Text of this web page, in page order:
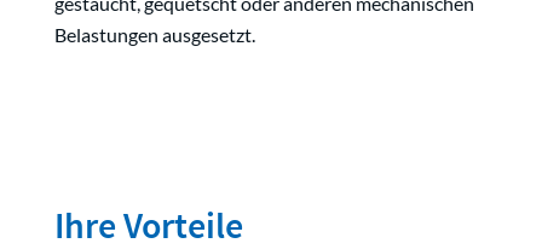
Belastungen ausgesetzt.
Ihre Vorteile